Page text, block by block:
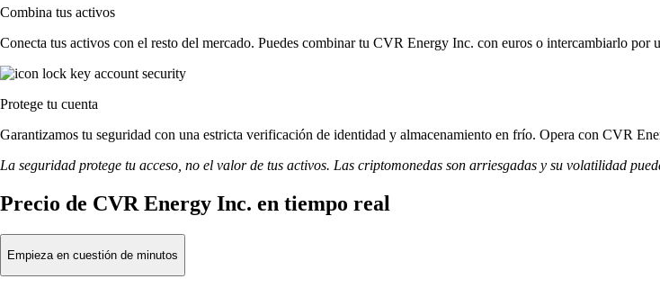
Combina tus activos
Conecta tus activos con el resto del mercado. Puedes combinar tu CVR Energy Inc. con euros o intercambiarlo por
Protege tu cuenta
Garantizamos tu seguridad con una estricta verificación de identidad y almacenamiento en frío. Opera con CVR
La seguridad protege tu acceso, no el valor de tus activos. Las criptomonedas son arriesgadas y su volatilidad
Precio de CVR Energy Inc. en tiempo real
Empieza en cuestión de minutos